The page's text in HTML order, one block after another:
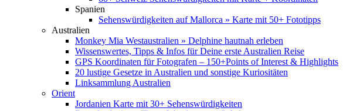
Spanien
Sehenswürdigkeiten auf Mallorca » Karte mit 50+ Fototipps
Australien
Monkey Mia Westaustralien » Delphine hautnah erleben
Wissenswertes, Tipps & Infos für Deine erste Australien Reise
GPS Koordinaten für Fotografen – 150+Points of Interest & Highlights
20 lustige Gesetze in Australien und sonstige Kuriositäten
Linksammlung Australien
Orient
Jordanien Karte mit 30+ Sehenswürdigkeiten